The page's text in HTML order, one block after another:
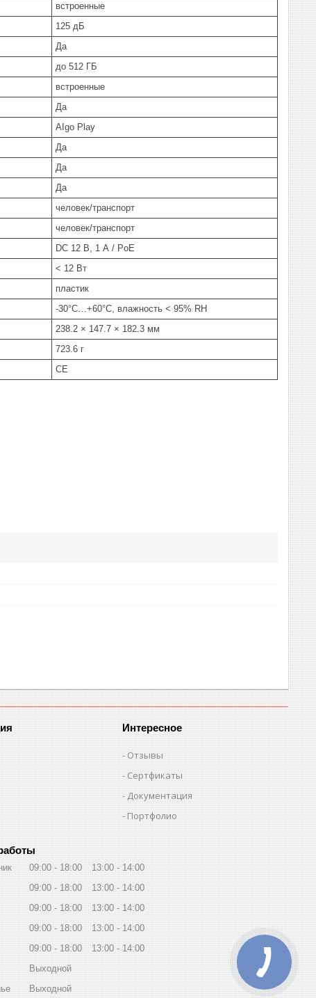
встроенные
125 дБ
Да
до 512 ГБ
встроенные
Да
AIgo Play
Да
Да
Да
человек/транспорт
человек/транспорт
DC 12 В, 1 А / PoE
< 12 Вт
пластик
-30°C…+60°C, влажность < 95% RH
238.2 × 147.7 × 182.3 мм
723.6 г
CE
Интересное
Отзывы
Сертфикаты
Документация
Портфолио
09:00 18:00 13:00
14:00
09:00 18:00 13:00
14:00
09:00 18:00 13:00
14:00
09:00 18:00 13:00
14:00
09:00 18:00 13:00
14:00
Выходной
Выходной